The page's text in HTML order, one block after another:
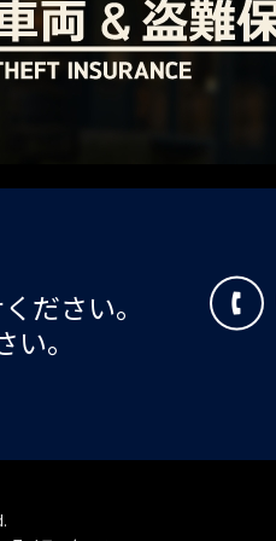
ださい。
。